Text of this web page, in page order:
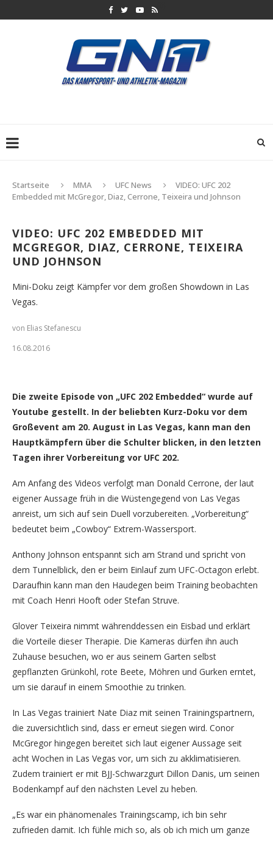
Startseite MMA UFC News
VIDEO: UFC 202
Embedded mit McGregor, Diaz, Cerrone, Teixeira und Johnson
VIDEO: UFC 202 EMBEDDED MIT
MCGREGOR, DIAZ, CERRONE, TEIXEIRA
UND JOHNSON
Mini-Doku zeigt Kämpfer vor dem großen Showdown in Las
Vegas.
von Elias Stefanescu
16.08.2016
Die zweite Episode von „UFC 202 Embedded“ wurde auf
Youtube gestellt. In der beliebten Kurz-Doku vor dem
Großevent am 20. August in Las Vegas, kann man den
Hauptkämpfern über die Schulter blicken, in den letzten
Tagen ihrer Vorbereitung vor UFC 202.
Am Anfang des Videos verfolgt man Donald Cerrone, der laut
eigener Aussage früh in die Wüstengegend von Las Vegas
anreist, um sich auf sein Duell vorzubereiten. „Vorbereitung“
bedeutet beim „Cowboy“ Extrem-Wassersport.
Anthony Johnson entspannt sich am Strand und spricht von
dem Tunnelblick, den er beim Einlauf zum UFC-Octagon erlebt.
Daraufhin kann man den Haudegen beim Training beobachten
mit Coach Henri Hooft oder Stefan Struve.
Glover Teixeira nimmt währenddessen ein Eisbad und erklärt
die Vorteile dieser Therapie. Die Kameras dürfen ihn auch
Zuhause besuchen, wo er aus seinem Garten selbst
gepflanzten Grünkohl, rote Beete, Möhren und Gurken erntet,
um sie darauf in einem Smoothie zu trinken.
In Las Vegas trainiert Nate Diaz mit seinen Trainingspartnern,
die zuversichtlich sind, dass er erneut siegen wird. Conor
McGregor hingegen bereitet sich laut eigener Aussage seit
acht Wochen in Las Vegas vor, um sich zu akklimatisieren.
Zudem trainiert er mit BJJ-Schwarzgurt Dillon Danis, um seinen
Bodenkampf auf den nächsten Level zu heben.
„Es war ein phänomenales Trainingscamp, ich bin sehr
zufrieden damit. Ich fühle mich so, als ob ich mich um ganze